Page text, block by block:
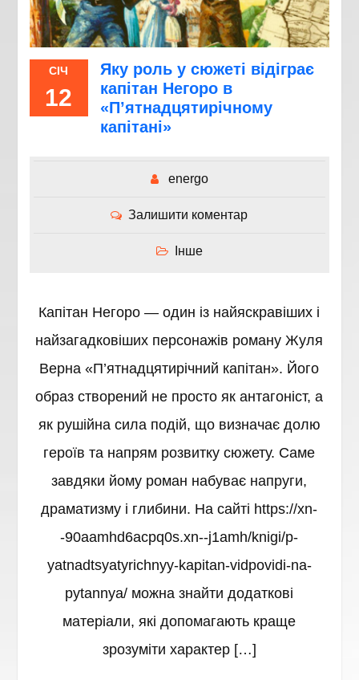
СІЧ
12
Яку роль у сюжеті відіграє
капітан Негоро в
«П’ятнадцятирічному
капітані»
energo
Залишити коментар
Інше
Капітан Негоро — один із найяскравіших і
найзагадковіших персонажів роману Жуля
Верна «П’ятнадцятирічний капітан». Його
образ створений не просто як антагоніст, а
як рушійна сила подій, що визначає долю
героїв та напрям розвитку сюжету. Саме
завдяки йому роман набуває напруги,
драматизму і глибини. На сайті https://xn-
-90aamhd6acpq0s.xn--j1amh/knigi/p-
yatnadtsyatyrichnyy-kapitan-vidpovidi-na-
pytannya/ можна знайти додаткові
матеріали, які допомагають краще
зрозуміти характер […]